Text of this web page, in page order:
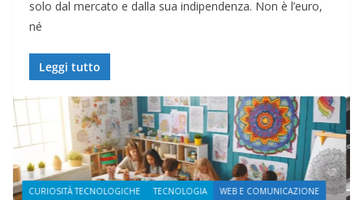
solo dal mercato e dalla sua indipendenza. Non è l’euro,
né
Leggi tutto